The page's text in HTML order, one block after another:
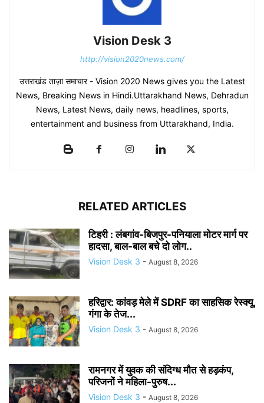
Vision Desk 3
http://vision2020news.com/
उत्तराखंड ताज़ा समाचार - Vision 2020 News gives you the Latest
News, Breaking News in Hindi.Uttarakhand News, Dehradun
News, Latest News, daily news, headlines, sports,
entertainment and business from Uttarakhand, India.
RELATED ARTICLES
टिहरी : लंबगांव-बिजपुर-पनियाला मोटर मार्ग पर
हादसा, बाल-बाल बचे दो लोग..
Vision Desk 3 - August 8, 2026
हरिद्वार: कांवड़ मेले में SDRF का साहसिक रेस्क्यू,
गंगा के तेज...
Vision Desk 3 - August 8, 2026
रामनगर में युवक की संदिग्ध मौत से हड़कंप,
परिजनों ने महिला-पुरुष...
Vision Desk 3 - August 8, 2026